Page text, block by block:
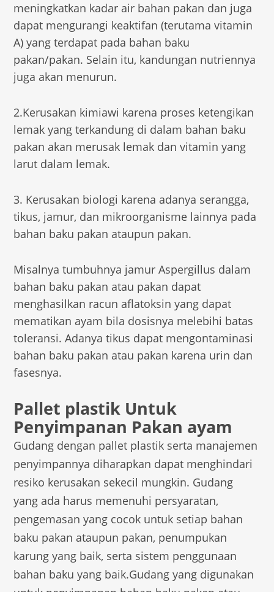
meningkatkan kadar air bahan pakan dan juga
dapat mengurangi keaktifan (terutama vitamin
A) yang terdapat pada bahan baku
pakan/pakan. Selain itu, kandungan nutriennya
juga akan menurun.
2.Kerusakan kimiawi karena proses ketengikan
lemak yang terkandung di dalam bahan baku
pakan akan merusak lemak dan vitamin yang
larut dalam lemak.
3. Kerusakan biologi karena adanya serangga,
tikus, jamur, dan mikroorganisme lainnya pada
bahan baku pakan ataupun pakan.
Misalnya tumbuhnya jamur Aspergillus dalam
bahan baku pakan atau pakan dapat
menghasilkan racun aflatoksin yang dapat
mematikan ayam bila dosisnya melebihi batas
toleransi. Adanya tikus dapat mengontaminasi
bahan baku pakan atau pakan karena urin dan
fasesnya.
Pallet plastik Untuk
Penyimpanan Pakan ayam
Gudang dengan pallet plastik serta manajemen
penyimpannya diharapkan dapat menghindari
resiko kerusakan sekecil mungkin. Gudang
yang ada harus memenuhi persyaratan,
pengemasan yang cocok untuk setiap bahan
baku pakan ataupun pakan, penumpukan
karung yang baik, serta sistem penggunaan
bahan baku yang baik.Gudang yang digunakan